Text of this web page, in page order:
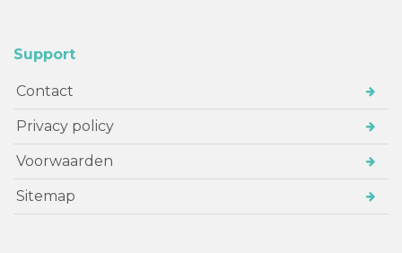
Support
Contact
Privacy policy
Voorwaarden
Sitemap